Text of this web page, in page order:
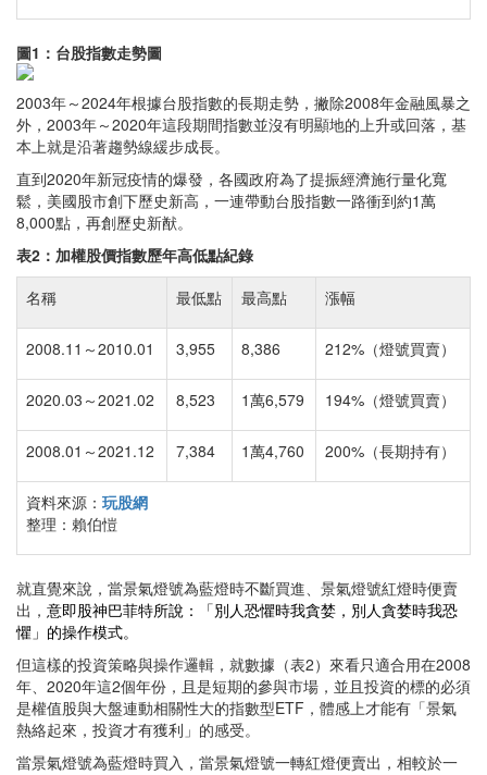
圖1：台股指數走勢圖
2003年～2024年根據台股指數的長期走勢，撇除2008年金融風暴之
外，2003年～2020年這段期間指數並沒有明顯地的上升或回落，基
本上就是沿著趨勢線緩步成長。
直到2020年新冠疫情的爆發，各國政府為了提振經濟施行量化寬
鬆，美國股市創下歷史新高，一連帶動台股指數一路衝到約1萬
8,000點，再創歷史新猷。
表2：加權股價指數歷年高低點紀錄
名稱
最低點 最高點 漲幅
2008.11～2010.01 3,955 8,386 212%（燈號買賣）
2020.03～2021.02 8,523 1萬6,579 194%（燈號買賣）
2008.01～2021.12 7,384 1萬4,760 200%（長期持有）
資料來源： 玩股網
整理：賴伯愷
就直覺來說，當景氣燈號為藍燈時不斷買進、景氣燈號紅燈時便賣
出， 意即股神巴菲特所說：「別人恐懼時我貪婪，別人貪婪時我恐
懼」的操作模式。
但這樣的投資策略與操作邏輯，就數據（表2）來看只適合用在2008
年、2020年這2個年份，且是短期的參與市場，並且投資的標的必須
是權值股與大盤連動相關性大的指數型ETF，體感上才能有「景氣
熱絡起來，投資才有獲利」的感受。
當景氣燈號為藍燈時買入，當景氣燈號一轉紅燈便賣出，相較於一